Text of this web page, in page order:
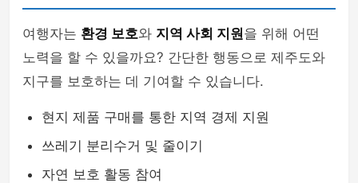
여행자는 환경 보호와 지역 사회 지원을 위해 어떤
노력을 할 수 있을까요? 간단한 행동으로 제주도와
지구를 보호하는 데 기여할 수 있습니다.
현지 제품 구매를 통한 지역 경제 지원
쓰레기 분리수거 및 줄이기
자연 보호 활동 참여